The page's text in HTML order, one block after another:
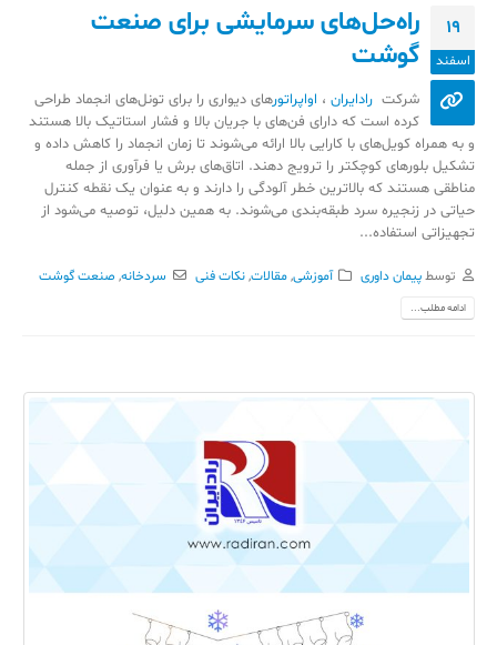
19
اسفند
راه‌حل‌های سرمایشی برای صنعت
گوشت
شرکت رادایران ، اواپراتورهای دیواری را برای تونل‌های انجماد طراحی
کرده است که دارای فن‌های با جریان بالا و فشار استاتیک بالا هستند
و به همراه کویل‌های با کارایی بالا ارائه می‌شوند تا زمان انجماد را کاهش داده و
تشکیل بلورهای کوچکتر را ترویج دهند. اتاق‌های برش یا فرآوری از جمله
مناطقی هستند که بالاترین خطر آلودگی را دارند و به عنوان یک نقطه کنترل
حیاتی در زنجیره سرد طبقه‌بندی می‌شوند. به همین دلیل، توصیه می‌شود از
تجهیزاتی استفاده...
توسطپیمان داوری آموزشی,مقالات,نکات فنی سردخانه, صنعت گوشت
ادامه مطلب...